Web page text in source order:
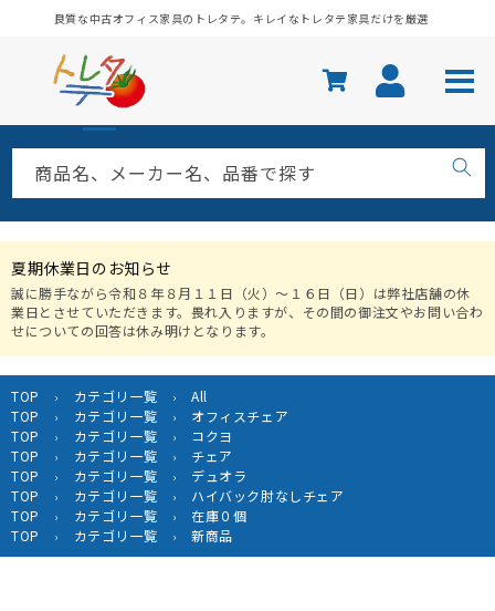
ンツに
良質な中古オフィス家具のトレタテ。キレイなトレタテ家具だけを厳選
商品名、メーカー名、品番で探す
夏期休業日のお知らせ
誠に勝手ながら令和８年８月１１日（火）〜１６日（日）は弊社店舗の休
業日とさせていただきます。畏れ入りますが、その間の御注文やお問い合わ
せについての回答は休み明けとなります。
TOP › カテゴリ一覧 ›
All
TOP
› カテゴリ一覧 ›
オフィスチェア
TOP
› カテゴリ一覧 ›
コクヨ
TOP
› カテゴリ一覧 ›
チェア
TOP
› カテゴリ一覧 ›
デュオラ
TOP
› カテゴリ一覧 ›
ハイバック肘なしチェア
TOP
› カテゴリ一覧 ›
在庫０個
TOP
› カテゴリ一覧 › 新商品